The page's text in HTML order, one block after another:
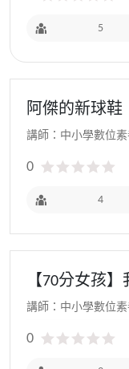
5
阿傑的新球鞋
講師：中小學數位
0
4
【70分女孩
講師：中小學數位
0